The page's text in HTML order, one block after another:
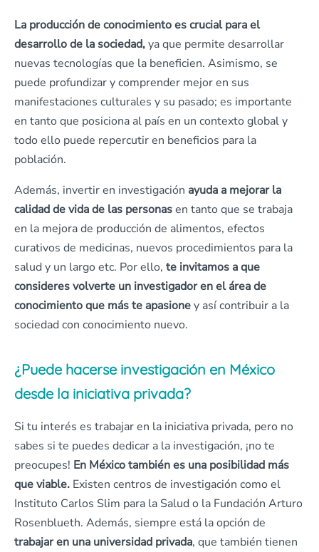
La producción de conocimiento es crucial para el
desarrollo de la sociedad,ya que permite desarrollar
nuevas tecnologías que la beneficien. Asimismo, se
puede profundizar y comprender mejor en sus
manifestaciones culturales y su pasado; es importante
en tanto que posiciona al país en un contexto global y
todo ello puede repercutir en beneficios para la
población.
Además, invertir en investigación ayuda a mejorar la
calidad de vida de las personasen tanto que se trabaja
en la mejora de producción de alimentos, efectos
curativos de medicinas, nuevos procedimientos para la
salud y un largo etc. Por ello, te invitamos a que
consideres volverte un investigador en el área de
conocimiento que más te apasioney así contribuir a la
sociedad con conocimiento nuevo.
¿Puede hacerse investigación en México
desde la iniciativa privada?
Si tu interés es trabajar en la iniciativa privada, pero no
sabes si te puedes dedicar a la investigación, ¡no te
preocupes! En México también es una posibilidad más
que viable. Existen centros de investigación como el
Instituto Carlos Slim para la Salud o la Fundación Arturo
Rosenblueth. Además, siempre está la opción de
trabajar en una universidad privada, que también tienen